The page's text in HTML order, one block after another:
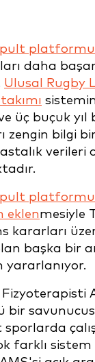
daha
Ulusal Rugby
ve üç buçuk
zengin bilgi
verileri
eklenmesiyle
kararları
başka bir
yararlanıyor.
bir
farklı sistem